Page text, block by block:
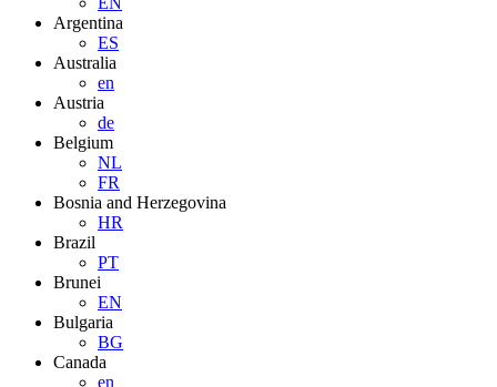
Argentina
ES
Australia
en
Austria
de
Belgium
NL
FR
Bosnia and Herzegovina
HR
Brazil
PT
Brunei
EN
Bulgaria
BG
Canada
en